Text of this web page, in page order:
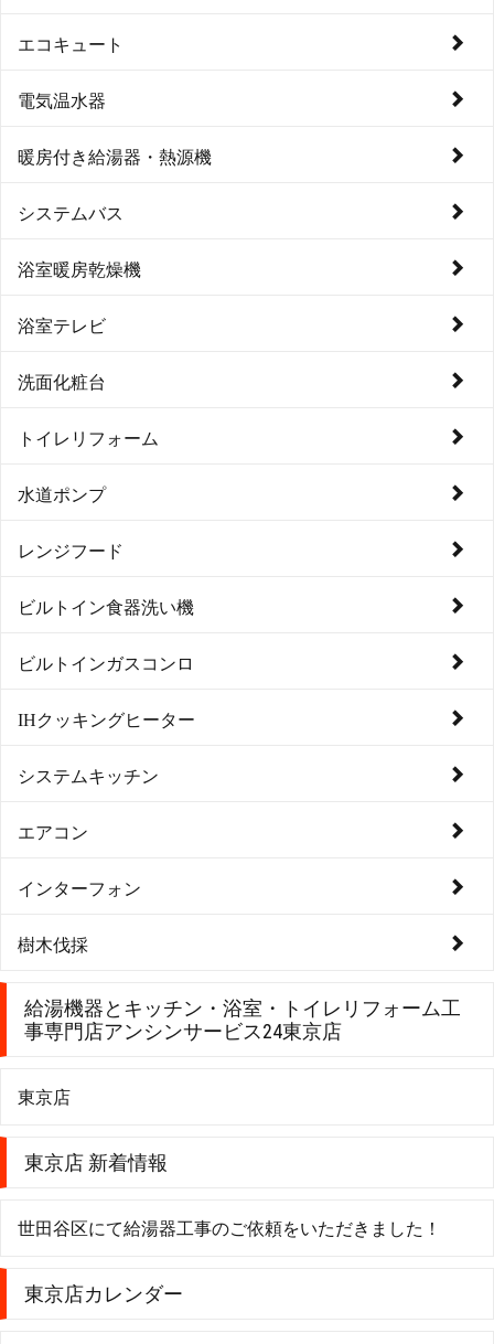
エコキュート
電気温水器
暖房付き給湯器・熱源機
システムバス
浴室暖房乾燥機
浴室テレビ
洗面化粧台
トイレリフォーム
水道ポンプ
レンジフード
ビルトイン食器洗い機
ビルトインガスコンロ
IHクッキングヒーター
システムキッチン
エアコン
インターフォン
樹木伐採
給湯機器とキッチン・浴室・トイレリフォーム工
事専門店アンシンサービス24東京店
東京店
東京店 新着情報
世田谷区にて給湯器工事のご依頼をいただきました！
東京店カレンダー